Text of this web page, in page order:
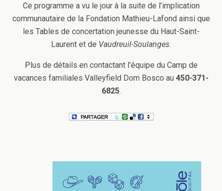
Ce programme a vu le jour à la suite de l’implication
communautaire de la Fondation Mathieu-Lafond ainsi que
les Tables de concertation jeunesse du Haut-Saint-
Laurent et de Vaudreuil-Soulanges.
Plus de détails en contactant l’équipe du Camp de
vacances familiales Valleyfield Dom Bosco au 450-371-
6825.